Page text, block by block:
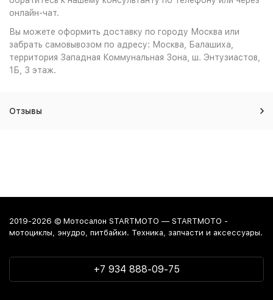
онлайн-чат.
Вы можете оформить доставку по городу Москва или
забрать самовывозом по адресу: Москва, Балашиха,
территория Западная Коммунальная Зона, ш. Энтузиастов,
1Б, 3 этаж.
Отзывы
2019-2026 © Мотосалон STARTMOTO — STARTMOTO -
мотоциклы, энудро, питбайки. Техника, запчасти и аксессуары.
+7 934 888-09-75